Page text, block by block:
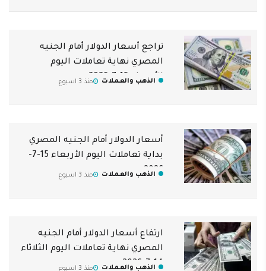
تراجع أسعار الدولار أمام الجنيه
المصري نهاية تعاملات اليوم
الأربعاء 15-7-2026
الذهب والعملات منذ 3 اسبوع
أسعار الدولار أمام الجنيه المصري
بداية تعاملات اليوم الأربعاء 15-7-
2026
الذهب والعملات منذ 3 اسبوع
ارتفاع أسعار الدولار أمام الجنيه
المصري نهاية تعاملات اليوم الثلاثاء
14-7-2026الذهب والعملات منذ 3 اسبوع